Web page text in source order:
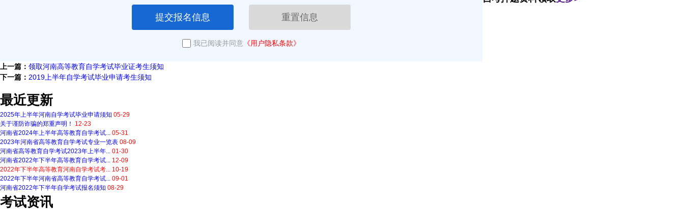
提交报名信息 重置信息
我已阅读并同意 《用户隐私条款》
上一篇： 领取河南高等教育自学考试毕业证考生须知
下一篇： 2019上半年自学考试毕业申请考生须知
最近更新
2025年上半年河南自学考试毕业申请须知 05-29
关于谨防诈骗的郑重声明！
12-23
河南省2024年上半年高等教育自学考试... 05-31
2023年河南省高等教育自学考试专业一览表 08-09
河南省高等教育自学考试2023年上半年... 01-30
河南省2022年下半年高等教育自学考试... 12-09
2022年下半年高等教育河南自学考试考... 10-19
2022年下半年河南省高等教育自学考试... 09-01
河南省2022年下半年自学考试报名须知 08-29
考试资讯